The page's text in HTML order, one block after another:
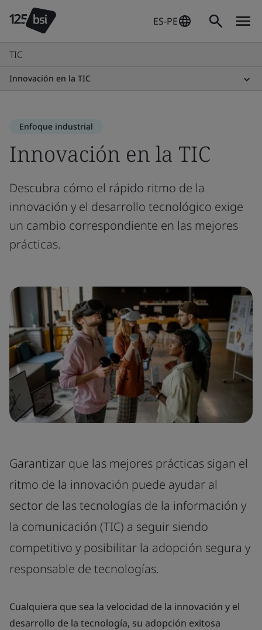
ES-PE
TIC
Innovación en la TIC
Enfoque industrial
Innovación en la TIC
Descubra cómo el rápido ritmo de la
innovación y el desarrollo tecnológico exige
un cambio correspondiente en las mejores
prácticas.
Garantizar que las mejores prácticas sigan el
ritmo de la innovación puede ayudar al
sector de las tecnologías de la información y
la comunicación (TIC) a seguir siendo
competitivo y posibilitar la adopción segura y
responsable de tecnologías.
Cualquiera que sea la velocidad de la innovación y el
desarrollo de la tecnología, su adopción exitosa